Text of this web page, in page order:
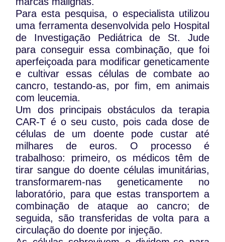
Para esta pesquisa, o especialista utilizou
uma ferramenta desenvolvida pelo Hospital
de Investigação Pediátrica de St. Jude
para conseguir essa combinação, que foi
aperfeiçoada para modificar geneticamente
e cultivar essas células de combate ao
cancro, testando-as, por fim, em animais
com leucemia.
Um dos principais obstáculos da terapia
CAR-T é o seu custo, pois cada dose de
células de um doente pode custar até
milhares de euros. O processo é
trabalhoso: primeiro, os médicos têm de
tirar sangue do doente células imunitárias,
transformarem-nas geneticamente no
laboratório, para que estas transportem a
combinação de ataque ao cancro; de
seguida, são transferidas de volta para a
circulação do doente por injeção.